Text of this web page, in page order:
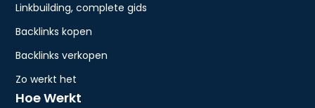
Linkbuilding, complete gids
Backlinks kopen
Backlinks verkopen
Zo werkt het
Hoe Werkt